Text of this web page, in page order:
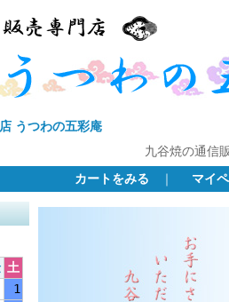
うつわの五彩庵
九谷焼の通信
カートをみる
｜ マイ
土
1